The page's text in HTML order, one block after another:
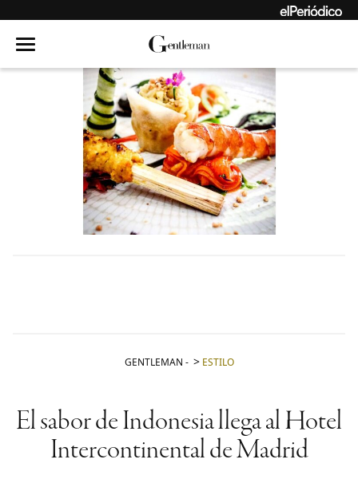
GENTLEMAN - ESTILO
El sabor de Indonesia llega al Hotel
Intercontinental de Madrid